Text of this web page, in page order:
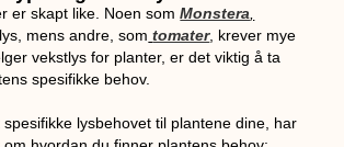
er skapt like. Noen somMonstera,
mens andre, som tomater, krever mye
vekstlys for planter, er det viktig å ta
spesifikke behov.
lysbehovet til plantene dine, har